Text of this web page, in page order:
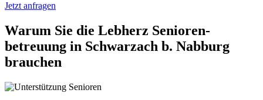
Jetzt anfragen
Warum Sie die Lebherz Senioren­
betreuung in Schwarzach b. Nabburg
brauchen